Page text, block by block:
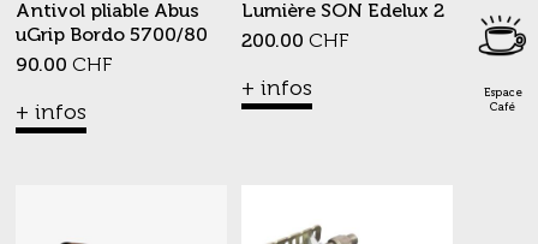
Espace
Café
Antivol pliable Abus
uGrip Bordo 5700/80
90.00 CHF
+ infos
Lumière SON Edelux 2
200.00CHF
+ infos